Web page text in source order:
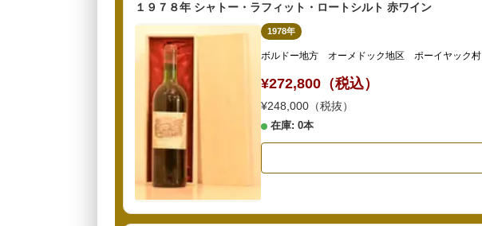
１９７８年 シャトー・ラフィット・ロートシルト 赤ワイン
1978年
ボルドー地方 オーメドック地区 ポーイヤック村
¥272,800（税込）
¥248,000（税抜）
在庫: 0本